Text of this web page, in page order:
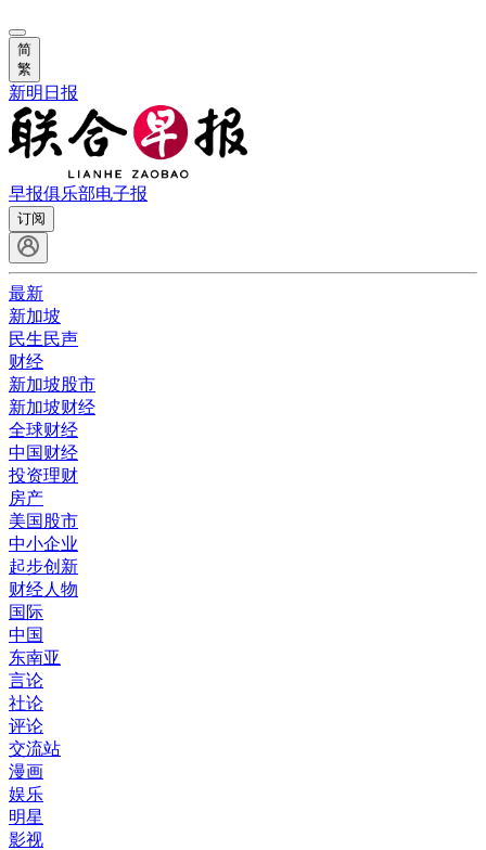
简
繁
新明日报
早报俱乐部电子报
订阅
最新
新加坡
民生民声
财经
新加坡股市
新加坡财经
全球财经
中国财经
投资理财
房产
美国股市
中小企业
起步创新
财经人物
国际
中国
东南亚
言论
社论
评论
交流站
漫画
娱乐
明星
影视